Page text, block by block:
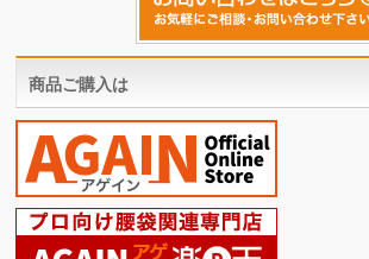
商品ご購入は